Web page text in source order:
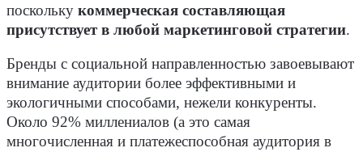
поскольку коммерческая составляющая
присутствует в любой маркетинговой стратегии.
Бренды с социальной направленностью завоевывают
внимание аудитории более эффективными и
экологичными способами, нежели конкуренты.
Около 92% миллениалов (а это самая
многочисленная и платежеспособная аудитория в